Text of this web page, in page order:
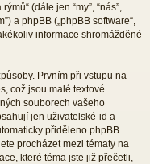
(dále jen “my”, “nás”,
a phpBB („phpBB software“,
informace shromážděné
Prvním při vstupu na
což jsou malé textové
souborech vašeho
jen uživatelské-id a
přiděleno phpBB
procházet mezi tématy na
které téma jste již přečetli,